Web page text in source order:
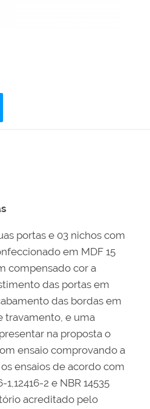
portas e 03 nichos com
em MDF 15
compensado cor a
das portas em
das bordas em
travamento, e uma
na proposta o
ensaio comprovando a
ensaios de acordo com
1,12416-2 e NBR 14535
acreditado pelo